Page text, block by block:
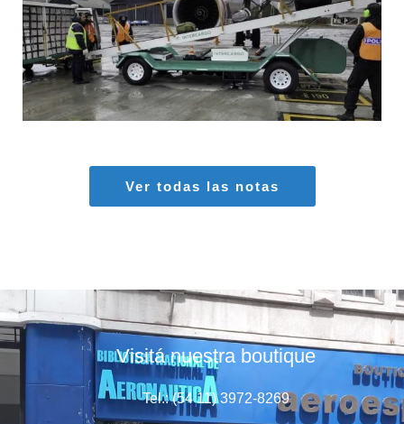
MARIA SONZINI
Aeropuertos, Aviación General
Ver todas las notas
Visitá nuestra boutique
Tel.: (54 11) 3972-8269